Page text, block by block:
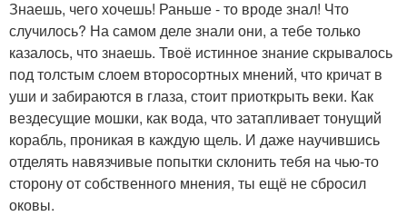
Знаешь, чего хочешь! Раньше - то вроде знал! Что
случилось? На самом деле знали они, а тебе только
казалось, что знаешь. Твоё истинное знание скрывалось
под толстым слоем второсортных мнений, что кричат в
уши и забираются в глаза, стоит приоткрыть веки. Как
вездесущие мошки, как вода, что затапливает тонущий
корабль, проникая в каждую щель. И даже научившись
отделять навязчивые попытки склонить тебя на чью-то
сторону от собственного мнения, ты ещё не сбросил
оковы.